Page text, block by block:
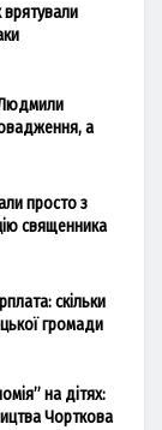
врятували
Людмили
а
просто з
священника
скільки
громади
на дітях:
Чорткова